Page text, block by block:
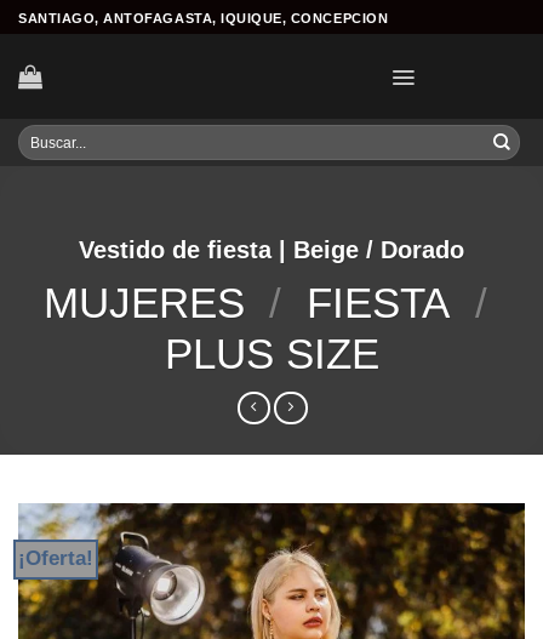
Skip
content
SANTIAGO, ANTOFAGASTA, IQUIQUE, CONCEPCION
Buscar
por:
Vestido de fiesta | Beige / Dorado
MUJERES / FIESTA /
PLUS SIZE
¡Oferta!